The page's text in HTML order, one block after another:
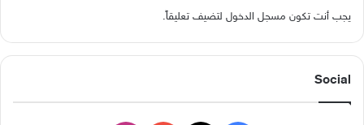
يجب أنت تكون مسجل الدخول لتضيف تعليقاً.
Social